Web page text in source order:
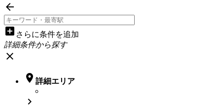

add_box さらに条件を追加
詳細条件から探す
close
 詳細エリア
